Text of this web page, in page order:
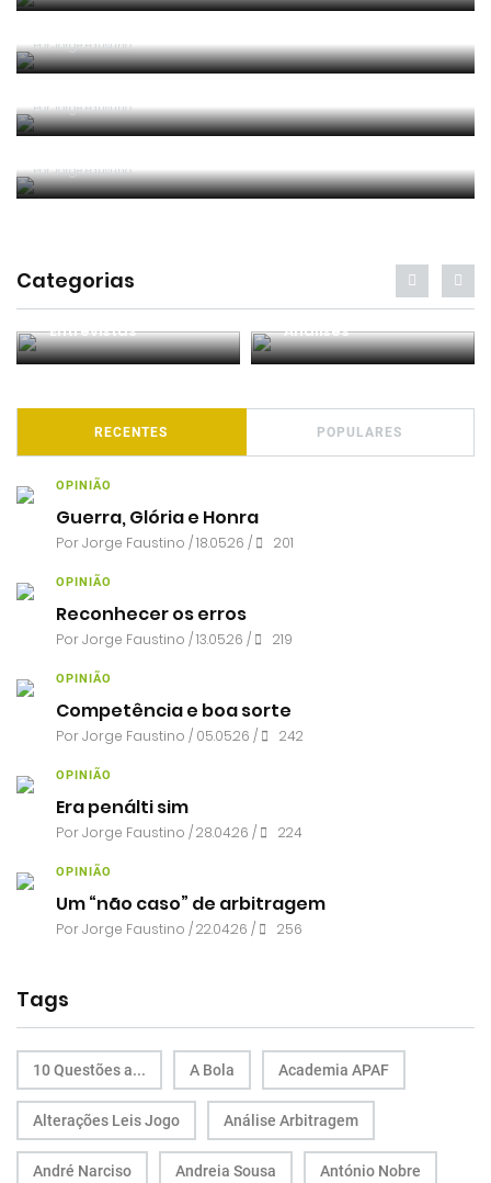
PorJorge Faustino
PorJorge Faustino
PorJorge Faustino
Categorias
Entrevistas Análises
RECENTES POPULARES
OPINIÃO
Guerra, Glória e Honra
PorJorge Faustino / 18.05.26 / 201
OPINIÃO
Reconhecer os erros
PorJorge Faustino / 13.05.26 / 219
OPINIÃO
Competência e boa sorte
PorJorge Faustino / 05.05.26 / 242
OPINIÃO
Era penálti sim
PorJorge Faustino / 28.04.26 / 224
OPINIÃO
Um “não caso” de arbitragem
PorJorge Faustino / 22.04.26 / 256
Tags
10 Questões a... A Bola Academia APAF
Alterações Leis Jogo Análise Arbitragem
André Narciso Andreia Sousa António Nobre